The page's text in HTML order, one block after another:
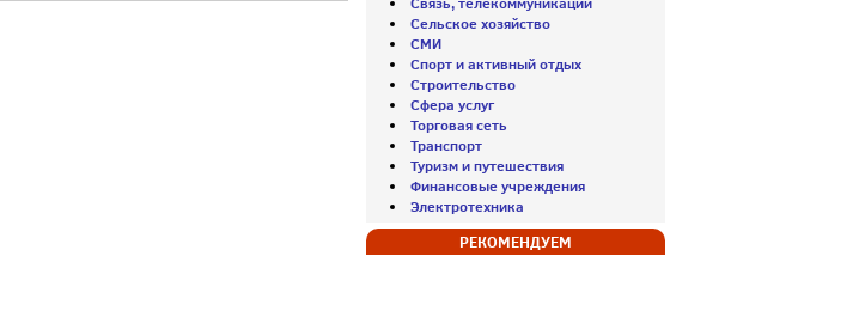
Сельское хозяйство
СМИ
Спорт и активный отдых
Строительство
Сфера услуг
Торговая сеть
Транспорт
Туризм и путешествия
Финансовые учреждения
Электротехника
РЕКОМЕНДУЕМ